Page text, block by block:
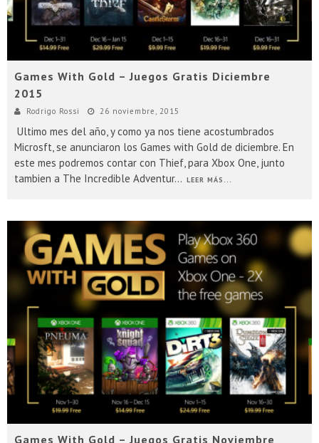
Games With Gold – Juegos Gratis Diciembre
2015
Rodrigo Rossi 26 noviembre, 2015
Ultimo mes del año, y como ya nos tiene acostumbrados
Microsft, se anunciaron los Games with Gold de diciembre. En
este mes podremos contar con Thief, para Xbox One, junto
tambien a The Incredible Adventur... LEER MÁS...
Games With Gold – Juegos Gratis Noviembre